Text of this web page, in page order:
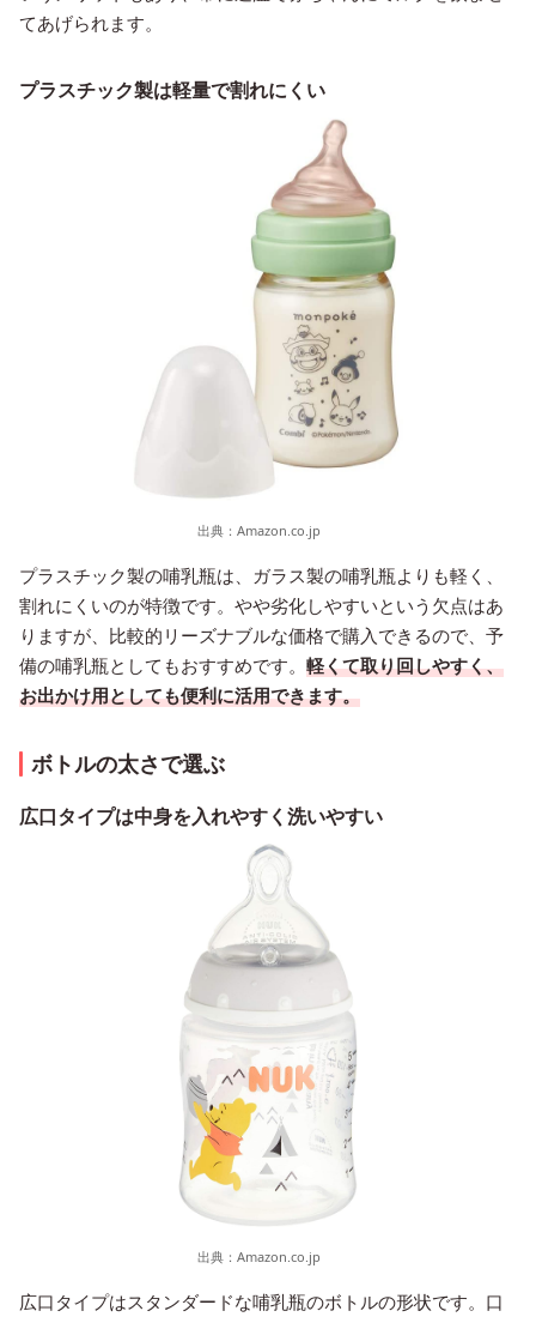
てあげられます。
プラスチック製は軽量で割れにくい
出典： Amazon.co.jp
プラスチック製の哺乳瓶は、ガラス製の哺乳瓶よりも軽く、
割れにくいのが特徴です。やや劣化しやすいという欠点はあ
りますが、比較的リーズナブルな価格で購入できるので、予
備の哺乳瓶としてもおすすめです。 軽くて取り回しやすく、
お出かけ用としても便利に活用できます。
ボトルの太さで選ぶ
広口タイプは中身を入れやすく洗いやすい
出典： Amazon.co.jp
広口タイプはスタンダードな哺乳瓶のボトルの形状です。口